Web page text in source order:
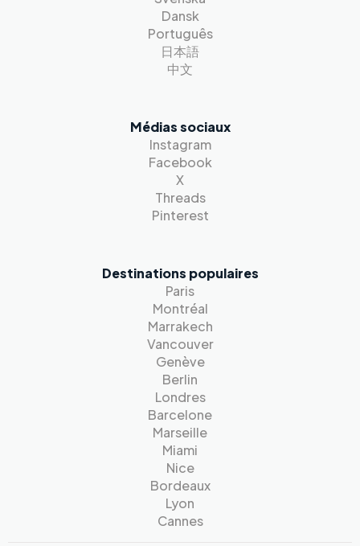
Dansk
Português
日本語
中文
Médias sociaux
Instagram
Facebook
X
Threads
Pinterest
Destinations populaires
Paris
Montréal
Marrakech
Vancouver
Genève
Berlin
Londres
Barcelone
Marseille
Miami
Nice
Bordeaux
Lyon
Cannes